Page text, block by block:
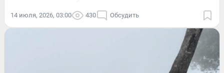
14 июля, 2026, 03:00 430 Обсудить